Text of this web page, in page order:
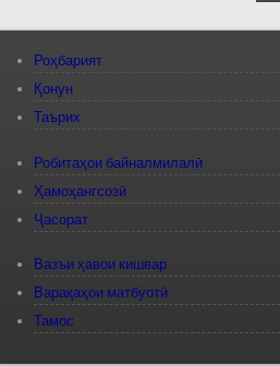
Роҳбарият
Қонун
Таърих
Робитаҳои байналмилалӣ
Ҳамоҳангсозӣ
Ҷасорат
Вазъи ҳавои кишвар
Варақаҳои матбуотӣ
Тамос